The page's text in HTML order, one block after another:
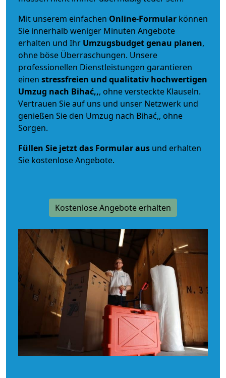
Mit unserem einfachen Online-Formular können
Sie innerhalb weniger Minuten Angebote
erhalten und Ihr Umzugsbudgetgenau planen,
ohne böse Überraschungen. Unsere
professionellen Dienstleistungen garantieren
einen stressfreien und qualitativ hochwertigen
Umzug nach Bihać,,, ohne versteckte Klauseln.
Vertrauen Sie auf uns und unser Netzwerk und
genießen Sie den Umzug nach Bihać,, ohne
Sorgen.
Füllen Sie jetzt das Formular aus und erhalten
Sie kostenlose Angebote.
Kostenlose Angebote erhalten